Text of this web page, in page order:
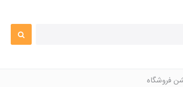
فروشگاه